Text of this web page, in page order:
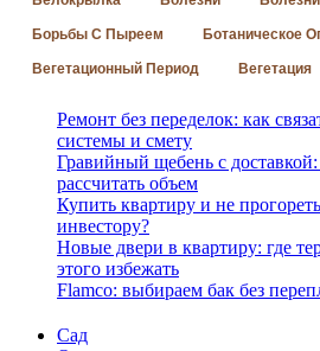
Борьбы С Пыреем Ботаническое
Вегетационный Период Вегетация
Ремонт без переделок: как
системы и смету
Гравийный щебень с
рассчитать объем
Купить квартиру и не
инвестору?
Новые двери в квартиру: где
этого избежать
Flamco: выбираем бак без
Сад